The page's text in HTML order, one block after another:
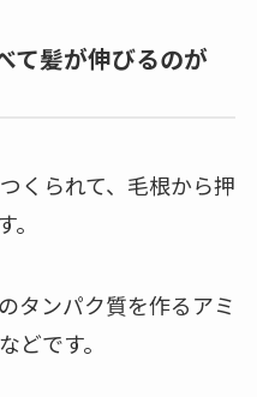
て髪が伸びるのが
くられて、毛根から押
タンパク質を作るアミ
どです。